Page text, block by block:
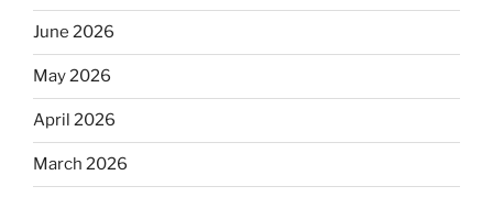
June 2026
May 2026
April 2026
March 2026